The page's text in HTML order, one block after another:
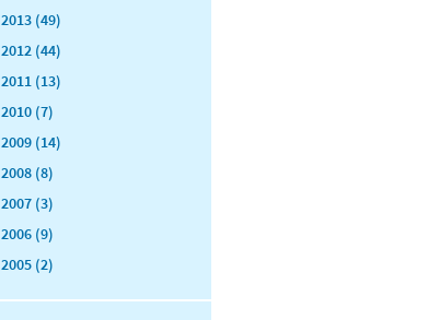
2013 (49)
2012 (44)
2011 (13)
2010 (7)
2009 (14)
2008 (8)
2007 (3)
2006 (9)
2005 (2)